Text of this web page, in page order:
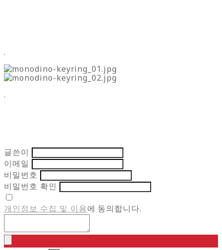
.
.
글쓴이
이메일
비밀번호
비밀번호 확인
개인정보 수집 및 이용에 동의합니다.